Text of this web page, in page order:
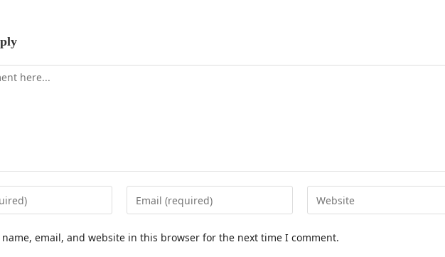
name, email, and website in this browser for the next time I comment.